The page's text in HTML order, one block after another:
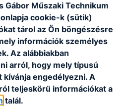
kézikönyv
kézikönyv
Letöltés
Gábor Műszaki Technikum
cookie-k (sütik)
tárol az Ön böngészésre
információk személyes
Az alábbiakban
arról, hogy mely típusú
kívánja engedélyezni. A
teljeskörű információkat a
talál.